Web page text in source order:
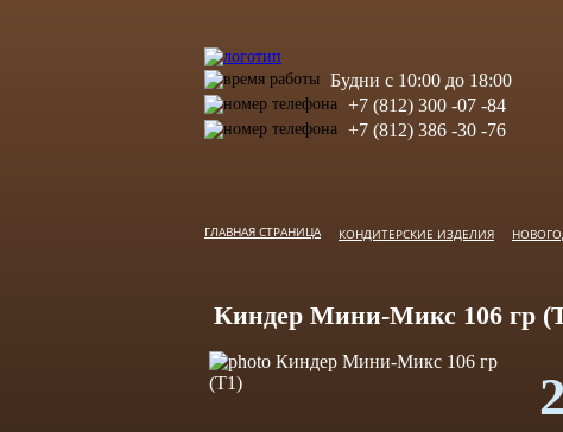
Будни с 10:00 до 18:00
+7 (812) 300 -07 -84
+7 (812) 386 -30 -76
ГЛАВНАЯ СТРАНИЦА КОНДИТЕРСКИЕ ИЗДЕЛИЯ
Киндер Мини-Микс 106 гр